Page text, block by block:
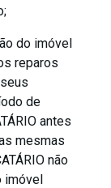
do imóvel
reparos
de
antes
mesmas
não
imóvel